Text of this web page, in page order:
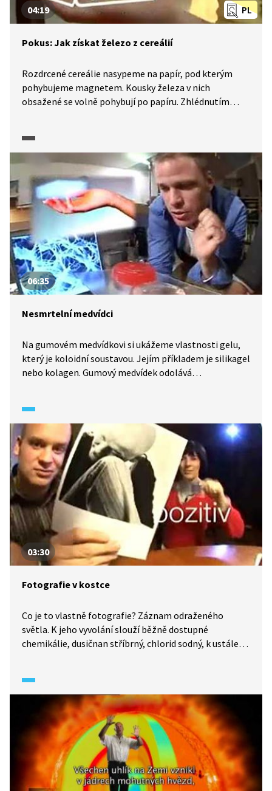
PL
04:19
Pokus: Jak získat železo z cereálií
Rozdrcené cereálie nasypeme na papír, pod kterým
pohybujeme magnetem. Kousky železa v nich
obsažené se volně pohybují po papíru. Zhlédnutím
biochemický význam.
06:35
Nesmrtelní medvídci
Na gumovém medvídkovi si ukážeme vlastnosti gelu,
který je koloidní soustavou. Jejím příkladem je silikagel
nebo kolagen. Gumový medvídek odolává
nahrazením kapaliny plynem. Oxid křemičitý, z něhož
je vyroben, tvoří pouze dvě desetiny jediného procenta,
zbytek tvoří vzduch.
03:30
Fotografie v kostce
Co je to vlastně fotografie? Záznam odraženého
světla. K jeho vyvolání slouží běžně dostupné
chemikálie, dusičnan stříbrný, chlorid sodný, k ustálení
a pozitivem.